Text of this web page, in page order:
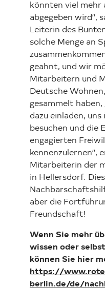
könnten viel mehr
abgegeben wird“,
Leiterin des
solche Menge an
geahnt, und wir
Mitarbeitern und
Deutsche
gesammelt haben,
dazu einladen, uns
besuchen und die
engagierten
kennenzulernen“,
Mitarbeiterin der
in Hellersdorf.
aber die
Freundschaft!
Wenn Sie mehr
wissen oder
können Sie hier
https://
berlin.de/de/